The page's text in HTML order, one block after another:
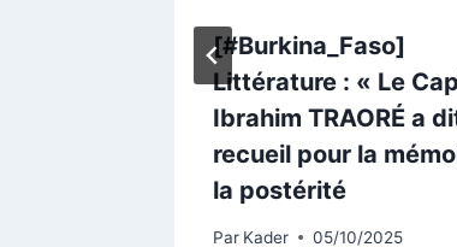
[#Burkina_Faso]
Littérature : « Le
Ibrahim TRAORÉ a
recueil pour la
la postérité
Par Kader 05/10/2025